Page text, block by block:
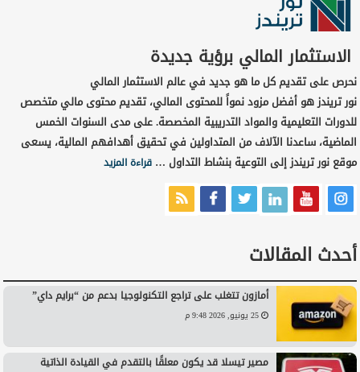
الاستثمار المالي برؤية جديدة
نحرص على تقديم كل ما هو جديد في عالم الاستثمار المالي
نور تريندز هو أفضل مزود نمواً للمحتوى المالي، تقديم محتوى مالي متخصص
للدورات التعليمية والمواد التدريبية المخصصة. على مدى السنوات الخمس
الماضية، ساعدنا الآلاف من المتداولين في تحقيق أهدافهم المالية، يسعى
موقع نور تريندز إلى التوعية بنشاط التداول …قراءة المزيد
أحدث المقالات
أمازون تتغلب على تراجع التكنولوجيا بدعم من “برايم داي”
25 يونيو, 2026 9:48 م
مصير تيسلا قد يكون معلقًا بالتقدم في القيادة الذاتية